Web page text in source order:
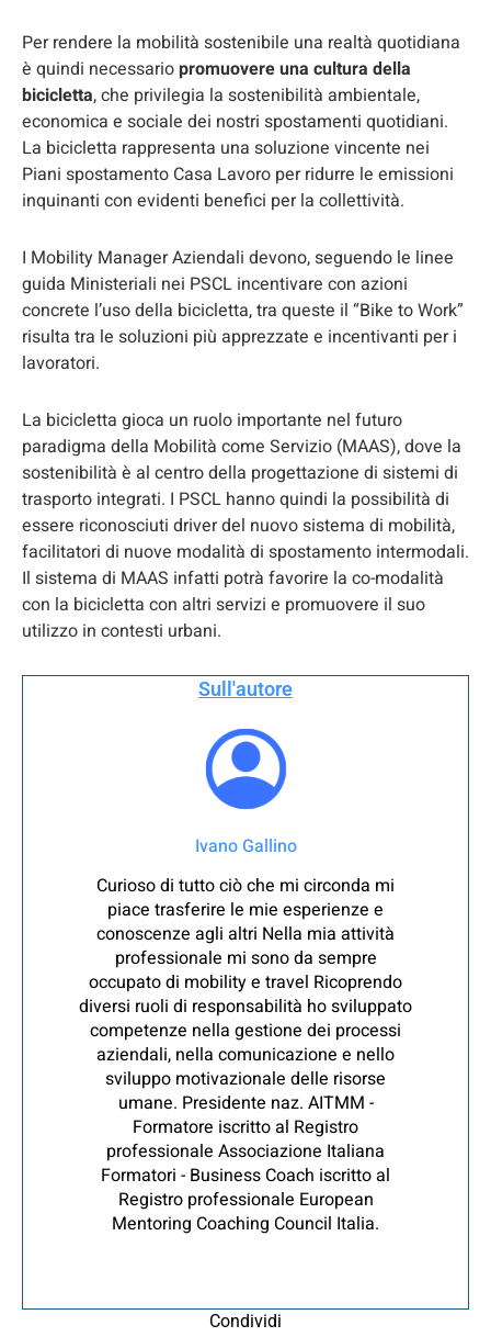
Per rendere la mobilità sostenibile una realtà quotidiana
è quindi necessariopromuovere una cultura della
bicicletta, che privilegia la sostenibilità ambientale,
economica e sociale dei nostri spostamenti quotidiani.
La bicicletta rappresenta una soluzione vincente nei
Piani spostamento Casa Lavoro per ridurre le emissioni
inquinanti con evidenti benefici per la collettività.
I Mobility Manager Aziendali devono, seguendo le linee
guida Ministeriali nei PSCL incentivare con azioni
concrete l’uso della bicicletta, tra queste il “Bike to Work”
risulta tra le soluzioni più apprezzate e incentivanti per i
lavoratori.
La bicicletta gioca un ruolo importante nel futuro
paradigma della Mobilità come Servizio (MAAS), dove la
sostenibilità è al centro della progettazione di sistemi di
trasporto integrati. I PSCL hanno quindi la possibilità di
essere riconosciuti driver del nuovo sistema di mobilità,
facilitatori di nuove modalità di spostamento intermodali.
Il sistema di MAAS infatti potrà favorire la co-modalità
con la bicicletta con altri servizi e promuovere il suo
utilizzo in contesti urbani.
Sull'autore
Ivano Gallino
Curioso di tutto ciò che mi circonda mi
piace trasferire le mie esperienze e
conoscenze agli altri Nella mia attività
professionale mi sono da sempre
occupato di mobility e travel Ricoprendo
diversi ruoli di responsabilità ho sviluppato
competenze nella gestione dei processi
aziendali, nella comunicazione e nello
sviluppo motivazionale delle risorse
umane. Presidente naz. AITMM -
Formatore iscritto al Registro
professionale Associazione Italiana
Formatori - Business Coach iscritto al
Registro professionale European
Mentoring Coaching Council Italia.
Condividi